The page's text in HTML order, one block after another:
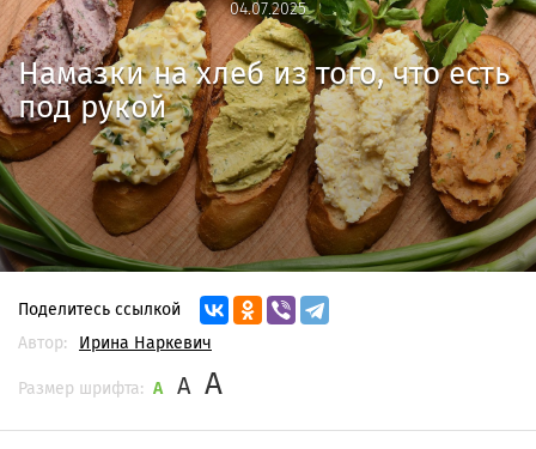
04.07.2025
04.07.2025
Намазки на хлеб из того, что есть
под рукой
Поделитесь ссылкой
Автор:
Ирина Наркевич
Размер шрифта: A A A